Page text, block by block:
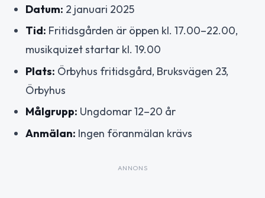
Datum: 2 januari 2025
Tid: Fritidsgården är öppen kl. 17.00–22.00,
musikquizet startar kl. 19.00
Plats: Örbyhus fritidsgård, Bruksvägen 23,
Örbyhus
Målgrupp: Ungdomar 12–20 år
Anmälan: Ingen föranmälan krävs
ANNONS